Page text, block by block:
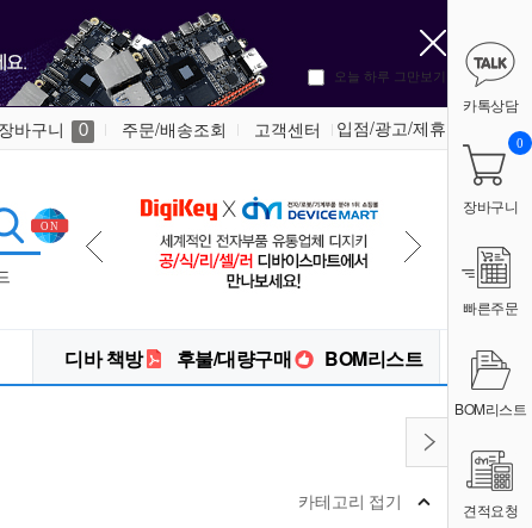
오늘 하루 그만보기
장바구니 0 주문/배송조회 고객센터 입점/광고/제휴
디바 책방 후불/대량구매 BOM리스트
카톡상담
장바구니
0
빠른주문
BOM리스트
견적요청
카테고리 접기